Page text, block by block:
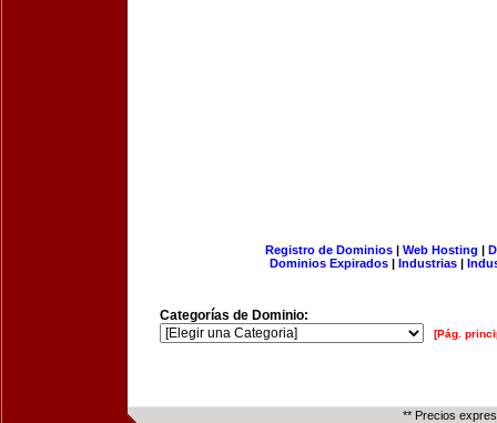
Registro de Dominios| Web Hosting |
Dominios Expirados | Industrias |
Categorías de Dominio:
[Pág.
** Precios